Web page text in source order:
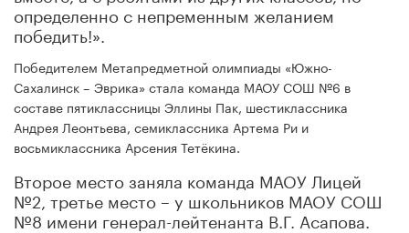
определенно с непременным желанием
победить!».
Победителем Метапредметной олимпиады «Южно-
Сахалинск – Эврика» стала команда МАОУ СОШ №6 в
составе пятиклассницы Эллины Пак, шестиклассника
Андрея Леонтьева, семиклассника Артема Ри и
восьмиклассника Арсения Тетёкина.
Второе место заняла команда МАОУ Лицей
№2, третье место – у школьников МАОУ СОШ
№8 имени генерал-лейтенанта В.Г. Асапова.